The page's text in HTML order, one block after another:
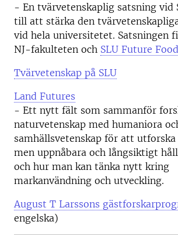
- En tvärvetenskaplig satsning vid
till att stärka den
vid hela universitetet. Satsningen
NJ-fakulteten och SLU Future Food
Tvärvetenskap på SLU
Land Futures
- Ett nytt fält som sammanför
naturvetenskap med humaniora
samhällsvetenskap för att
men uppnåbara och långsiktigt
och hur man kan tänka nytt kring
markanvändning och utveckling.
August T Larssons
engelska)